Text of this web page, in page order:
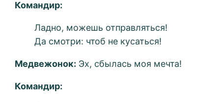
Командир:
Ладно, можешь отправляться!
Да смотри: чтоб не кусаться!
Медвежонок: Эх, сбылась моя мечта!
Командир: